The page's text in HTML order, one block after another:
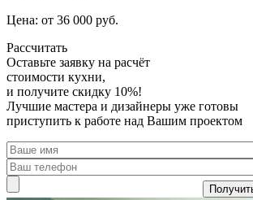
Цена: от 36 000 руб.
Рассчитать
Оставьте заявку на расчёт
стоимости кухни,
и получите скидку 10%!
Лучшие мастера и дизайнеры уже готовы
приступить к работе над Вашим проектом